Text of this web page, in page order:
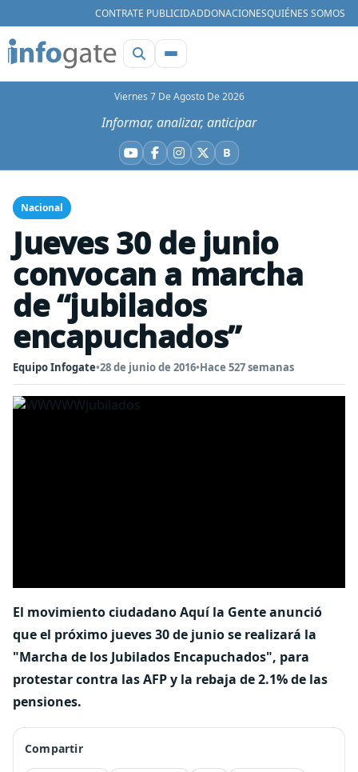
CONTRATE PUBLICIDADDONACIONESQUIÉNES SOMOS
Viernes 7 De Agosto De 2026
Informar, analizar, anticipar
YouTube
Facebook
Instagram
X BBluesky
Nacional
Jueves 30 de junio
convocan a marcha
de “jubilados
encapuchados”
Equipo Infogate•28 de junio de 2016•Hace 527 semanas
El movimiento ciudadano Aquí la Gente anunció
que el próximo jueves 30 de junio se realizará la
"Marcha de los Jubilados Encapuchados", para
protestar contra las AFP y la rebaja de 2.1% de las
pensiones.
Compartir